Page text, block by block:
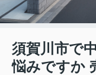
須賀川市で
悩みですか